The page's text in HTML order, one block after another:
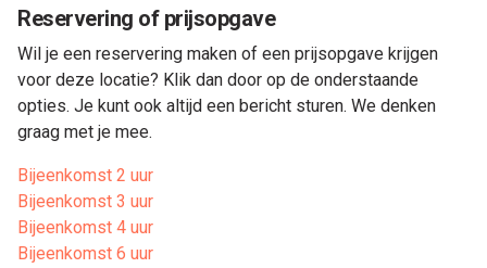
Reservering of prijsopgave
Wil je een reservering maken of een prijsopgave krijgen
voor deze locatie? Klik dan door op de onderstaande
opties. Je kunt ook altijd een bericht sturen. We denken
graag met je mee.
Bijeenkomst 2 uur
Bijeenkomst 3 uur
Bijeenkomst 4 uur
Bijeenkomst 6 uur